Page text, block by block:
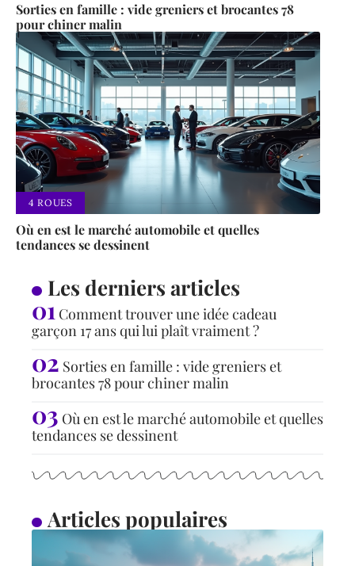
Sorties en famille : vide greniers et brocantes 78
pour chiner malin
4 ROUES
Où en est le marché automobile et quelles
tendances se dessinent
Les derniers articles
Comment trouver une idée cadeau
garçon 17 ans qui lui plaît vraiment ?
Sorties en famille : vide greniers et
brocantes 78 pour chiner malin
Où en est le marché automobile et quelles
tendances se dessinent
Articles populaires